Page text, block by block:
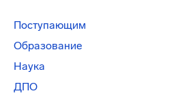
Поступающим
Образование
Наука
ДПО